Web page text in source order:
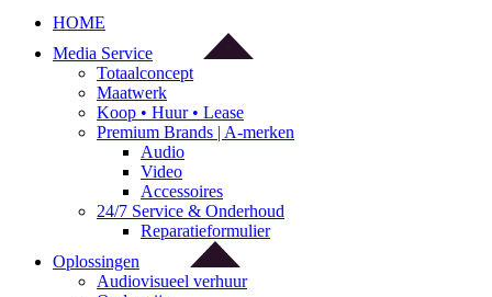
HOME
Media Service
Totaalconcept
Maatwerk
Koop • Huur • Lease
Premium Brands | A-merken
Audio
Video
Accessoires
24/7 Service & Onderhoud
Reparatieformulier
Oplossingen
Audiovisueel verhuur